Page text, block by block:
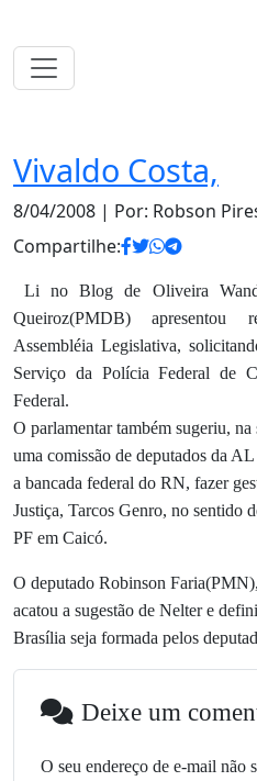
Vivaldo Costa,
8/04/2008 | Por: Robson
Compartilhe:
Li no Blog de Oliveira
Queiroz(PMDB) apresentou
Assembléia Legislativa,
Serviço da Polícia Federal de
Federal.
O parlamentar também sugeriu, na
uma comissão de deputados da
a bancada federal do RN, fazer
Justiça, Tarcos Genro, no sentido
PF em Caicó.
O deputado Robinson
acatou a sugestão de Nelter e
Brasília seja formada pelos
Deixe um
O seu endereço de e-mail não